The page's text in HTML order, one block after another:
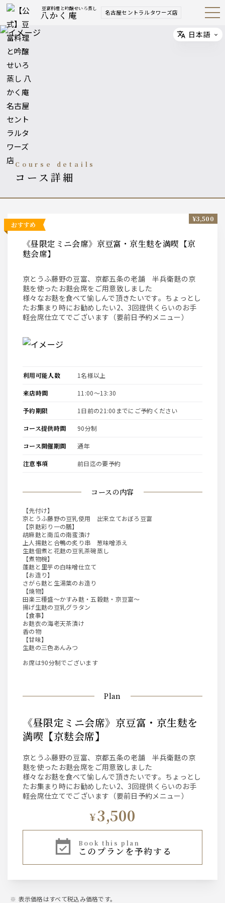
豆富料理と吟醸せいろ蒸し
八かく庵 名古屋セントラルタワーズ店 Open
Navig
course details
コース詳細
おすすめ
《昼限定ミニ会席》京豆富・京生麩を満喫【京
麩会席】
京とうふ藤野の豆富、京都五条の老舗 半兵衛麩の京
麩を使ったお麩会席をご用意致しました
様々なお麩を食べて愉しんで頂きたいです。ちょっとし
たお集まり時にお勧めしたい2、3回提供くらいのお手
軽会席仕立てでございます（要前日予約メニュー）
¥3,500
コースの内容
【先付け】
京とうふ藤野の豆乳使用 出来立ておぼろ豆富
【京麩彩り一の膳】
胡麻麩と南瓜の南蛮漬け
上人揚麩と合鴨の炙り串 葱味噌添え
生麩佃煮と花麩の豆乳茶碗蒸し
【煮物椀】
蓬麩と里芋の白味噌仕立て
【お造り】
さがら麩と生湯葉のお造り
【焼物】
田楽三種盛～かすみ麩・五穀麩・京豆富～
揚げ生麩の豆乳グラタン
【食事】
お麩衣の海老天茶漬け
香の物
【甘味】
生麩の三色あんみつ
お席は90分制でございます
利用可能人数 1名様以上
来店時間 11:00〜13:30
予約期限 1日前の21:00までにご予約ください
コース提供時間 90分制
コース開催期間 通年
注意事項 前日迄の要予約
Plan
《昼限定ミニ会席》京豆富・京生麩を
満喫【京麩会席】
京とうふ藤野の豆富、京都五条の老舗 半兵衛麩の京
麩を使ったお麩会席をご用意致しました
様々なお麩を食べて愉しんで頂きたいです。ちょっとし
たお集まり時にお勧めしたい2、3回提供くらいのお手
軽会席仕立てでございます（要前日予約メニュー）
¥3,500
book this plan
このプランを予約する
表示価格はすべて税込み価格です。
Select
日本語